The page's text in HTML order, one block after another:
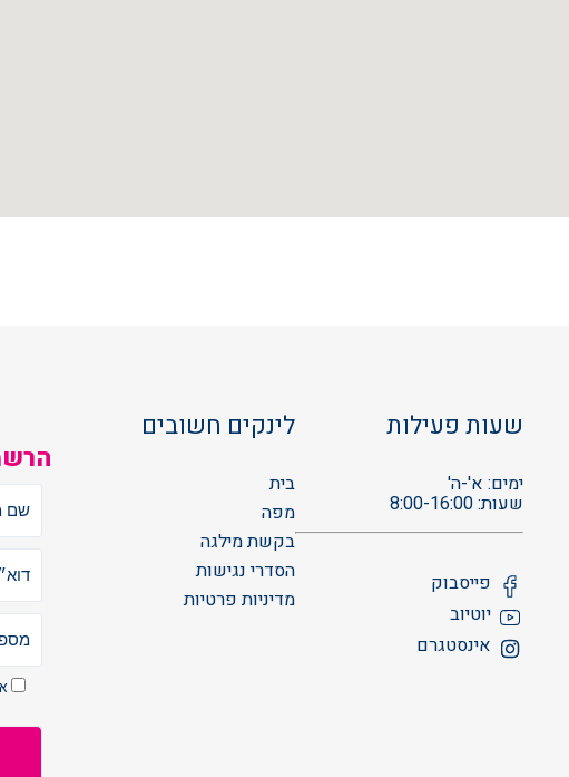
שעות פעילות
ימים: א'-ה'
שעות: 8:00-16:00
פייסבוק
יוטיוב
אינסטגרם
לינקים חשובים
בית
מפה
בקשת מילגה
הסדרי נגישות
מדיניות פרטיות